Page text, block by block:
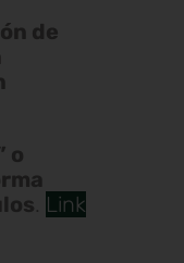
de
o
. Link